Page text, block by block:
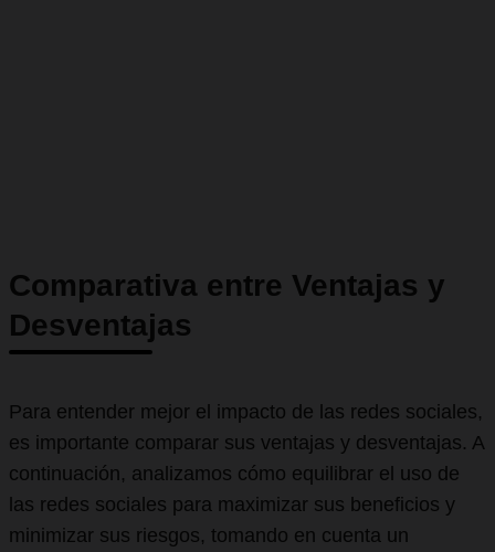
Comparativa entre Ventajas y
Desventajas
Para entender mejor el impacto de las redes sociales,
es importante comparar sus ventajas y desventajas. A
continuación, analizamos cómo equilibrar el uso de
las redes sociales para maximizar sus beneficios y
minimizar sus riesgos, tomando en cuenta un